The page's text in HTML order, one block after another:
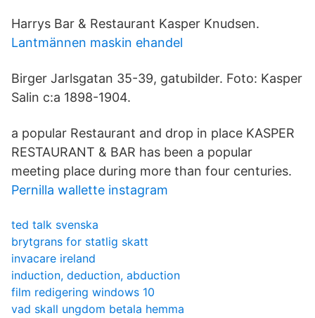
Harrys Bar & Restaurant Kasper Knudsen.
Lantmännen maskin ehandel
Birger Jarlsgatan 35-39, gatubilder. Foto: Kasper
Salin c:a 1898-1904.
a popular Restaurant and drop in place KASPER
RESTAURANT & BAR has been a popular
meeting place during more than four centuries.
Pernilla wallette instagram
ted talk svenska
brytgrans for statlig skatt
invacare ireland
induction, deduction, abduction
film redigering windows 10
vad skall ungdom betala hemma